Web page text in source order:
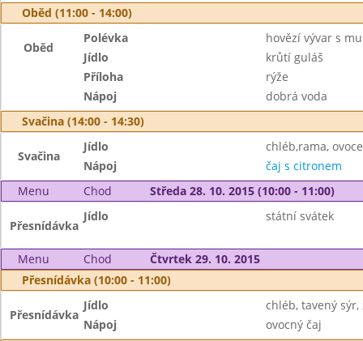
Oběd (11:00 - 14:00)
Oběd
Polévka
hovězí vývar s
Jídlo
krůtí guláš
Příloha
rýže
Nápoj
dobrá voda
Svačina (14:00 - 14:30)
Svačina
Jídlo
chléb,rama, ovoce
Nápoj
čaj s citronem
Menu
Chod Středa 28. 10. 2015 (10:00 - 11:00)
Přesnídávka
Jídlo státní svátek
Menu Chod
Čtvrtek 29. 10. 2015
Přesnídávka (10:00 - 11:00)
Přesnídávka
Jídlo
chléb, tavený
Nápoj
ovocný čaj